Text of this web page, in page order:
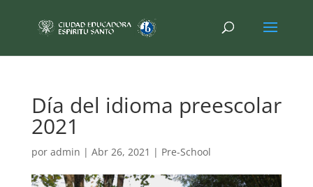
Día del idioma preescolar
2021
por admin | Abr 26, 2021 | Pre-School